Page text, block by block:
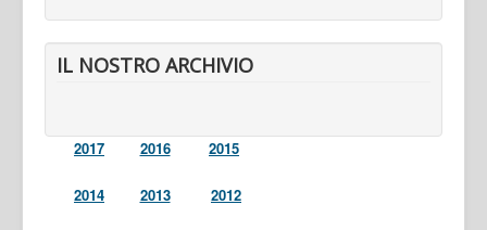
IL NOSTRO ARCHIVIO
2017 2016 2015
2014 2013 2012